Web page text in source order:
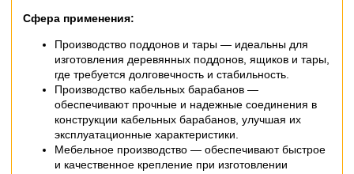
Сфера применения:
Производство поддонов и тары — идеальны для
изготовления деревянных поддонов, ящиков и тары,
где требуется долговечность и стабильность.
Производство кабельных барабанов —
обеспечивают прочные и надежные соединения в
конструкции кабельных барабанов, улучшая их
эксплуатационные характеристики.
Мебельное производство — обеспечивают быстрое
и качественное крепление при изготовлении